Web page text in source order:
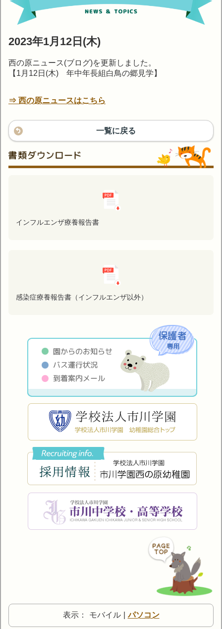
2023年1月12日(木)
西の原ニュース(ブログ)を更新しました。
【1月12日(木) 年中年長組白鳥の郷見学】
⇒ 西の原ニュースはこちら
一覧に戻る
インフルエンザ療養報告書
感染症療養報告書（インフルエンザ以外）
表示： モバイル パソコン